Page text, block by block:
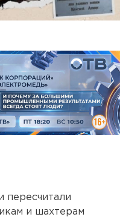
пересчитали
и шахтерам